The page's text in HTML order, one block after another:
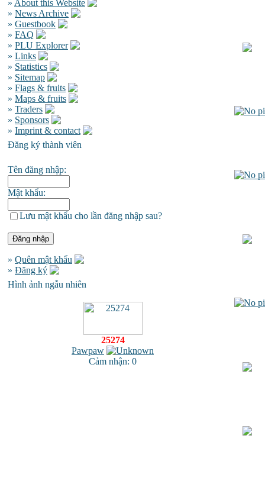
» About this Website
» News Archive
» Guestbook
» FAQ
» PLU Explorer
» Links
» Statistics
» Sitemap
» Flags & fruits
» Maps & fruits
» Traders
» Sponsors
» Imprint & contact
Đăng ký thành viên
Tên đăng nhập:
Mật khẩu:
Lưu mật khẩu cho lần đăng nhập sau?
» Quên mật khẩu
» Đăng ký
Hình ảnh ngẫu nhiên
25274
Pawpaw
Cảm nhận: 0